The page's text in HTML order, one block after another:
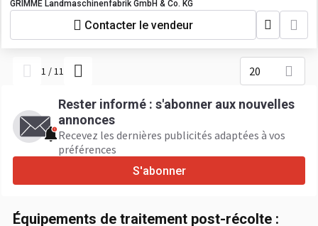
GRIMME Landmaschinenfabrik GmbH & Co. KG
Contacter le vendeur
1 /11 20
Rester informé : s'abonner aux nouvelles
annonces
Recevez les dernières publicités adaptées à vos
préférences
S'abonner
Équipements de traitement post-récolte :